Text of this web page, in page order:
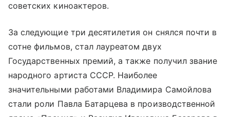
советских киноактеров.
За следующие три десятилетия он снялся почти в
сотне фильмов, стал лауреатом двух
Государственных премий, а также получил звание
народного артиста СССР. Наиболее
значительными работами Владимира Самойлова
стали роли Павла Батарцева в производственной